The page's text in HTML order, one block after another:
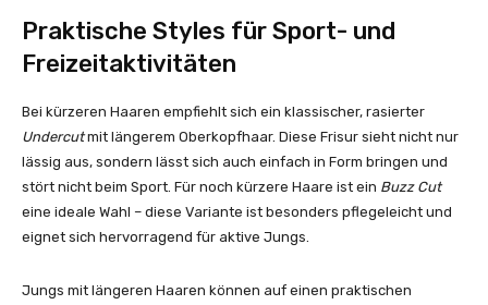
Praktische Styles für Sport- und
Freizeitaktivitäten
Bei kürzeren Haaren empfiehlt sich ein klassischer, rasierter
Undercutmit längerem Oberkopfhaar. Diese Frisur sieht nicht nur
lässig aus, sondern lässt sich auch einfach in Form bringen und
stört nicht beim Sport. Für noch kürzere Haare ist ein Buzz Cut
eine ideale Wahl – diese Variante ist besonders pflegeleicht und
eignet sich hervorragend für aktive Jungs.
Jungs mit längeren Haaren können auf einen praktischen